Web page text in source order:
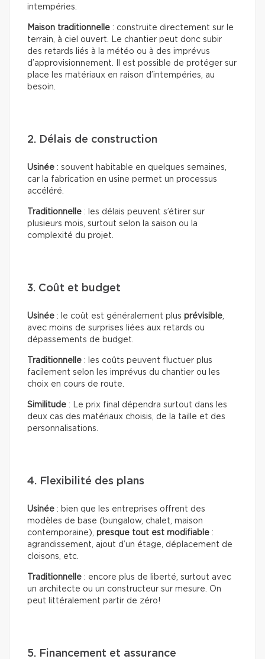
intempéries.
Maison traditionnelle : construite directement sur le
terrain, à ciel ouvert. Le chantier peut donc subir
des retards liés à la météo ou à des imprévus
d’approvisionnement. Il est possible de protéger sur
place les matériaux en raison d’intempéries, au
besoin.
2. Délais de construction
Usinée : souvent habitable en quelques semaines,
car la fabrication en usine permet un processus
accéléré.
Traditionnelle : les délais peuvent s’étirer sur
plusieurs mois, surtout selon la saison ou la
complexité du projet.
3. Coût et budget
Usinée : le coût est généralement plus prévisible,
avec moins de surprises liées aux retards ou
dépassements de budget.
Traditionnelle : les coûts peuvent fluctuer plus
facilement selon les imprévus du chantier ou les
choix en cours de route.
Similitude : Le prix final dépendra surtout dans les
deux cas des matériaux choisis, de la taille et des
personnalisations.
4. Flexibilité des plans
Usinée : bien que les entreprises offrent des
modèles de base (bungalow, chalet, maison
contemporaine), presque tout est modifiable :
agrandissement, ajout d’un étage, déplacement de
cloisons, etc.
Traditionnelle : encore plus de liberté, surtout avec
un architecte ou un constructeur sur mesure. On
peut littéralement partir de zéro!
5. Financement et assurance